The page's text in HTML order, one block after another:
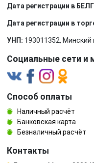
Дата регистрации в
Дата регистрации в
УНП: 193011352, Минский
Социальные сети и
Способ оплаты
Наличный расчёт
Банковская карта
Безналичный расчёт
Контакты